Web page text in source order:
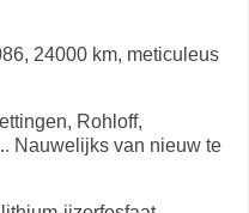
24000 km, meticuleus
Rohloff,
Nauwelijks van nieuw te